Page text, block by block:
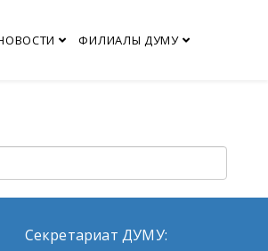
ФИЛИАЛЫ ДУМУ
Секретариат ДУМУ: